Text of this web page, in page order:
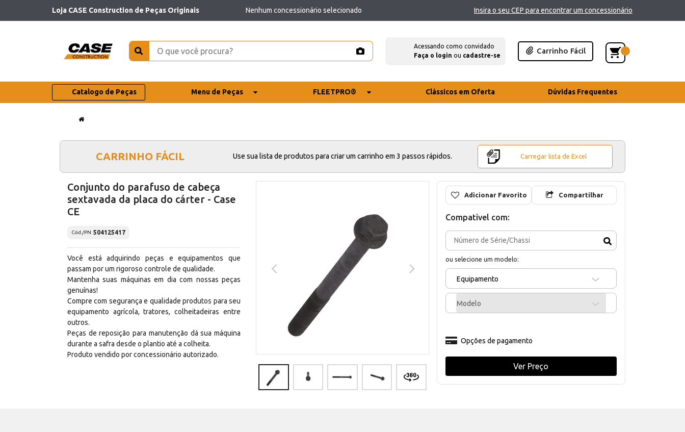
Loja CASE Construction de Peças Originais Nenhum concessionário selecionado Insira o seu CEP para encontrar um concessionário
Acessando como convidado
Faça o login ou cadastre-se
Carrinho Fácil
Catalogo de Peças Menu de Peças FLEETPRO® Clássicos em Oferta Dúvidas Frequentes
CARRINHO FÁCIL Use sua lista de produtos para criar um carrinho em 3 passos rápidos. Carregar lista de Excel
Conjunto do parafuso de cabeça
sextavada da placa do cárter - Case
CE
Cód./PN 504125417
Você está adquirindo peças e equipamentos que
passam por um rigoroso controle de qualidade.
Mantenha suas máquinas em dia com nossas peças
genuínas!
Compre com segurança e qualidade produtos para seu
equipamento agrícola, tratores, colheitadeiras entre
outros.
Peças de reposição para manutenção dá sua máquina
durante a safra desde o plantio até a colheita.
Produto vendido por concessionário autorizado.
Adicionar Favorito Compartilhar
Compativel com:
ou selecione um modelo:
Equipamento
Modelo
Opções de pagamento
Ver Preço